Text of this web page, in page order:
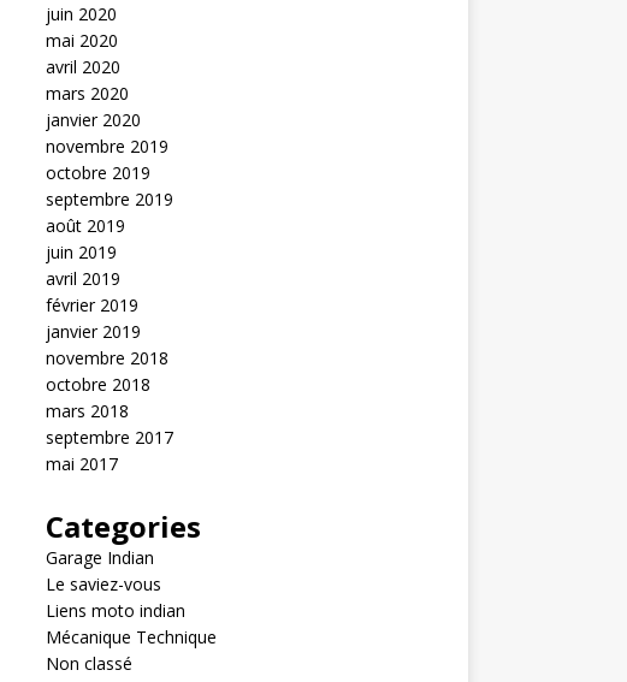
juin 2020
mai 2020
avril 2020
mars 2020
janvier 2020
novembre 2019
octobre 2019
septembre 2019
août 2019
juin 2019
avril 2019
février 2019
janvier 2019
novembre 2018
octobre 2018
mars 2018
septembre 2017
mai 2017
Categories
Garage Indian
Le saviez-vous
Liens moto indian
Mécanique Technique
Non classé